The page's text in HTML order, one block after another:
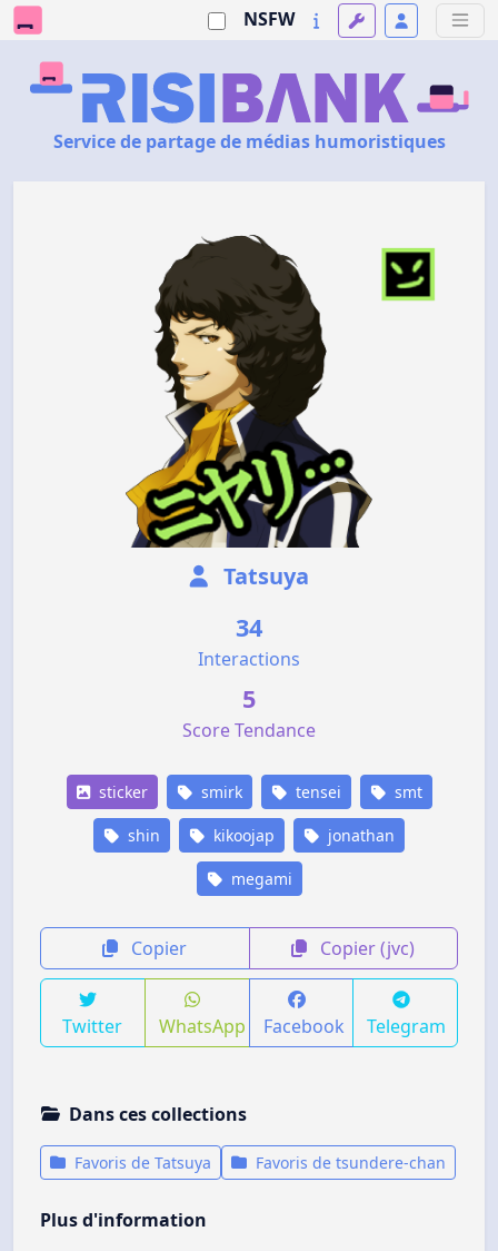
NSFW
Service de partage de médias humoristiques
Tatsuya
34
Interactions
5
Score Tendance
sticker smirk tensei smt
shin kikoojap jonathan
megami
Copier Copier (jvc)
Twitter WhatsApp Facebook Telegram
Dans ces collections
Favoris de Tatsuya Favoris de tsundere-chan
Plus d'information